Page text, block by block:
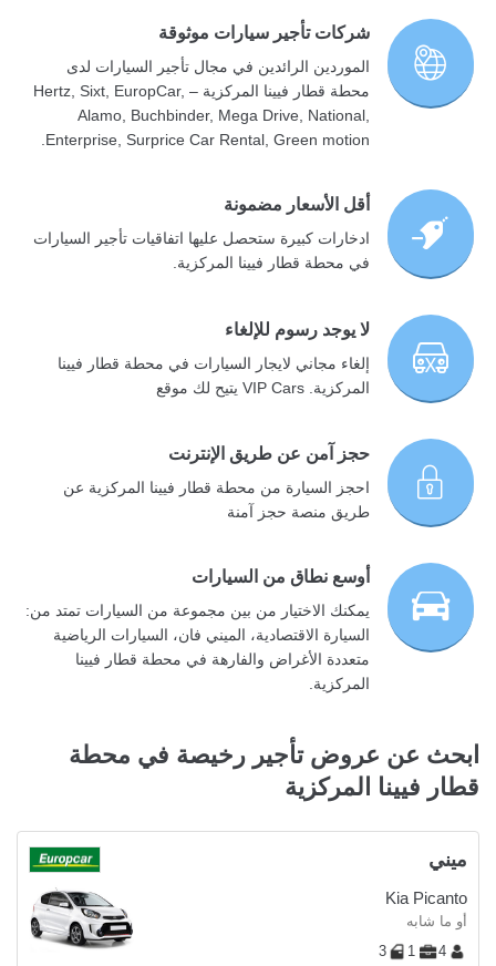
شركات تأجير سيارات موثوقة
الموردين الرائدين في مجال تأجير السيارات لدى
محطة قطار فيينا المركزية – Hertz, Sixt, EuropCar,
Alamo, Buchbinder, Mega Drive, National,
Enterprise, Surprice Car Rental, Green motion.
أقل الأسعار مضمونة
ادخارات كبيرة ستحصل عليها اتفاقيات تأجير السيارات
في محطة قطار فيينا المركزية.
لا يوجد رسوم للإلغاء
إلغاء مجاني لايجار السيارات في محطة قطار فيينا
المركزية. VIP Cars يتيح لك موقع
حجز آمن عن طريق الإنترنت
احجز السيارة من محطة قطار فيينا المركزية عن
طريق منصة حجز آمنة
أوسع نطاق من السيارات
يمكنك الاختيار من بين مجموعة من السيارات تمتد من:
السيارة الاقتصادية، الميني فان، السيارات الرياضية
متعددة الأغراض والفارهة في محطة قطار فيينا
المركزية.
ابحث عن عروض تأجير رخيصة في محطة
قطار فيينا المركزية
ميني
Kia Picanto
أو ما شابه
4
1
3